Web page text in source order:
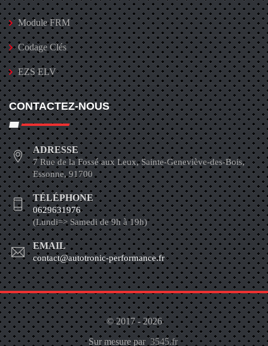
Module FRM
Codage Clés
EZS ELV
CONTACTEZ-NOUS
ADRESSE
7 Rue de la Fossé aux Leux, Sainte-Geneviève-des-Bois,
Essonne, 91700
TÉLÉPHONE
0629631976
(Lundi=> Samedi de 9h à 19h)
EMAIL
contact@autotronic-performance.fr
© 2017 - 2026
Sur mesure par 3545.fr